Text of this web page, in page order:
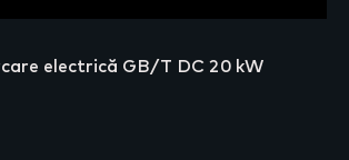
electrică GB/T DC 20 kW